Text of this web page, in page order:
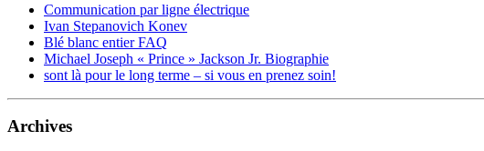
Communication par ligne électrique
Ivan Stepanovich Konev
Blé blanc entier FAQ
Michael Joseph « Prince » Jackson Jr. Biographie
sont là pour le long terme – si vous en prenez soin!
Archives